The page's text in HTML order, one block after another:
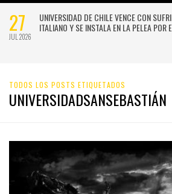
27
JUL 2026
UNIVERSIDAD DE CHILE VENCE CON
ITALIANO Y SE INSTALA EN LA PELEA POR
TODOS LOS POSTS ETIQUETADOS
UNIVERSIDADSANSEBASTIÁN